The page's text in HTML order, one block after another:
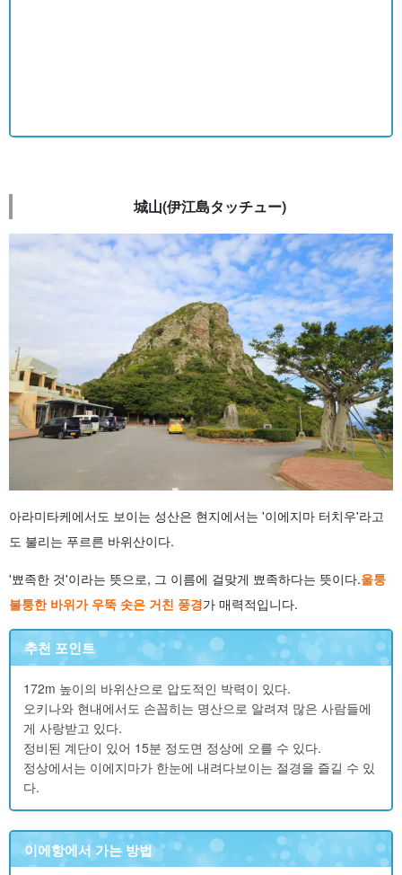
城山(伊江島タッチュー)
아라미타케에서도 보이는 성산은 현지에서는 '이에지마 터치우'라고
도 불리는 푸르른 바위산이다.
'뾰족한 것'이라는 뜻으로, 그 이름에 걸맞게 뾰족하다는 뜻이다.울퉁
불퉁한 바위가 우뚝 솟은 거친 풍경가 매력적입니다.
추천 포인트
172m 높이의 바위산으로 압도적인 박력이 있다.
오키나와 현내에서도 손꼽히는 명산으로 알려져 많은 사람들에
게 사랑받고 있다.
정비된 계단이 있어 15분 정도면 정상에 오를 수 있다.
정상에서는 이에지마가 한눈에 내려다보이는 절경을 즐길 수 있
다.
이에항에서 가는 방법